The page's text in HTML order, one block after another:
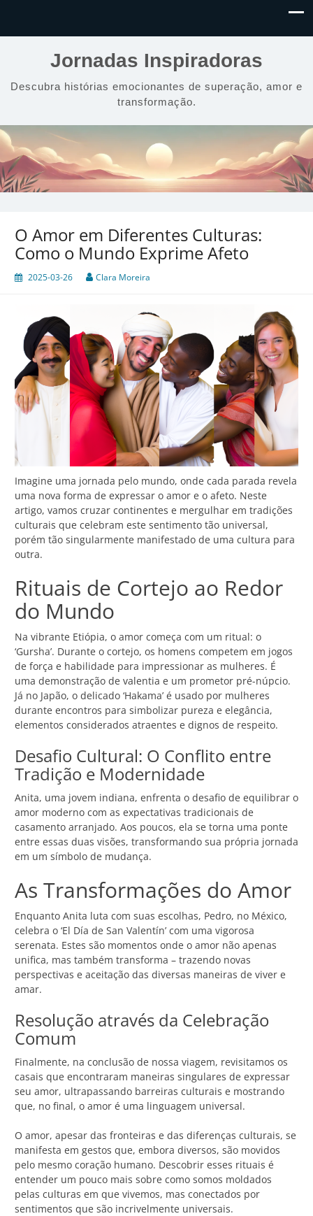
Jornadas Inspiradoras
Descubra histórias emocionantes de superação, amor e
transformação.
O Amor em Diferentes Culturas:
Como o Mundo Exprime Afeto
2025-03-26 Clara Moreira
Imagine uma jornada pelo mundo, onde cada parada revela
uma nova forma de expressar o amor e o afeto. Neste
artigo, vamos cruzar continentes e mergulhar em tradições
culturais que celebram este sentimento tão universal,
porém tão singularmente manifestado de uma cultura para
outra.
Rituais de Cortejo ao Redor
do Mundo
Na vibrante Etiópia, o amor começa com um ritual: o
‘Gursha’. Durante o cortejo, os homens competem em jogos
de força e habilidade para impressionar as mulheres. É
uma demonstração de valentia e um prometor pré-núpcio.
Já no Japão, o delicado ‘Hakama’ é usado por mulheres
durante encontros para simbolizar pureza e elegância,
elementos considerados atraentes e dignos de respeito.
Desafio Cultural: O Conflito entre
Tradição e Modernidade
Anita, uma jovem indiana, enfrenta o desafio de equilibrar o
amor moderno com as expectativas tradicionais de
casamento arranjado. Aos poucos, ela se torna uma ponte
entre essas duas visões, transformando sua própria jornada
em um símbolo de mudança.
As Transformações do Amor
Enquanto Anita luta com suas escolhas, Pedro, no México,
celebra o ‘El Día de San Valentín’ com uma vigorosa
serenata. Estes são momentos onde o amor não apenas
unifica, mas também transforma – trazendo novas
perspectivas e aceitação das diversas maneiras de viver e
amar.
Resolução através da Celebração
Comum
Finalmente, na conclusão de nossa viagem, revisitamos os
casais que encontraram maneiras singulares de expressar
seu amor, ultrapassando barreiras culturais e mostrando
que, no final, o amor é uma linguagem universal.
O amor, apesar das fronteiras e das diferenças culturais, se
manifesta em gestos que, embora diversos, são movidos
pelo mesmo coração humano. Descobrir esses rituais é
entender um pouco mais sobre como somos moldados
pelas culturas em que vivemos, mas conectados por
sentimentos que são incrivelmente universais.